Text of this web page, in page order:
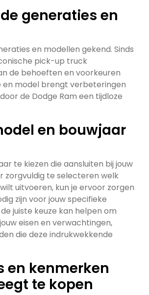
generaties en
en modellen gekend. Sinds
pick-up truck
de behoeften en voorkeuren
en model brengt verbeteringen
de Dodge Ram een tijdloze
en bouwjaar
te kiezen die aansluiten bij jouw
zorgvuldig te selecteren welk
uitvoeren, kun je ervoor zorgen
zijn voor jouw specifieke
juiste keuze kan helpen om
eisen en verwachtingen,
die deze indrukwekkende
en kenmerken
te kopen